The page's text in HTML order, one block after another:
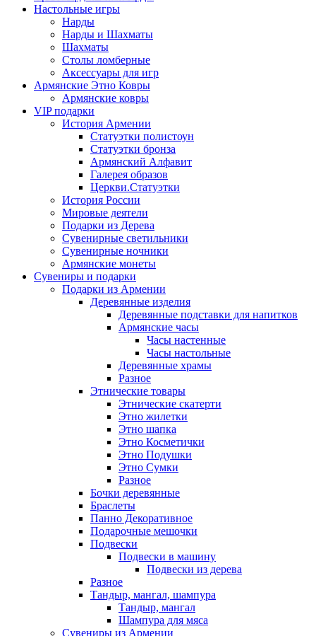
Настольные игры
Нарды
Нарды и Шахматы
Шахматы
Столы ломберные
Аксессуары для игр
Армянские Этно Ковры
Армянские ковры
VIP подарки
История Армении
Статуэтки полистоун
Статуэтки бронза
Армянский Алфавит
Галерея образов
Церкви.Статуэтки
История России
Мировые деятели
Подарки из Дерева
Сувенирные светильники
Сувенирные ночники
Армянские монеты
Сувениры и подарки
Подарки из Армении
Деревянные изделия
Деревянные подставки для напитков
Армянские часы
Часы настенные
Часы настольные
Деревянные храмы
Разное
Этнические товары
Этнические скатерти
Этно жилетки
Этно шапка
Этно Косметички
Этно Подушки
Этно Сумки
Разное
Бочки деревянные
Браслеты
Панно Декоративное
Подарочные мешочки
Подвески
Подвески в машину
Подвески из дерева
Разное
Тандыр, мангал, шампура
Тандыр, мангал
Шампура для мяса
Сувениры из Армении